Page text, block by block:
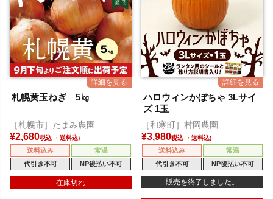
札幌黄玉ねぎ 5㎏
［札幌市］たまみ農園
¥2,680税込
送料込み
常温
代引き不可
NP後払い不可
在庫切れ
ハロウィンかぼちゃ 3Lサイ
ズ 1玉
［和寒町］村岡農園
¥3,980税込
送料込み
常温
代引き不可
NP後払い不可
販売を終了しました。